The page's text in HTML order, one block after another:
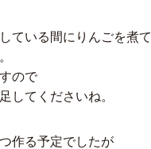
ている間にりんごを煮て
ので
してくださいね。
作る予定でしたが